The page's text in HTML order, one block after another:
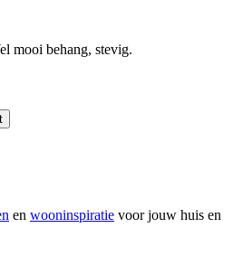
mooi behang, stevig.
en wooninspiratie voor jouw huis en